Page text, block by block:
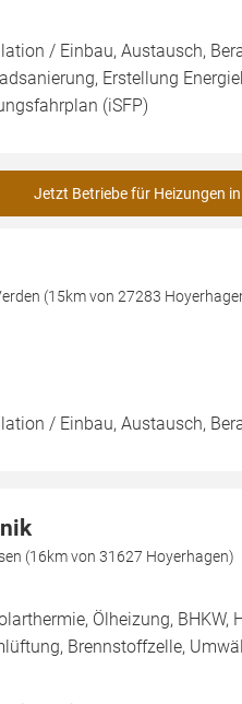
/ Einbau, Austausch,
Erstellung
(iSFP)
Jetzt Betriebe für Heizungen
(15km von 27283
/ Einbau, Austausch,
(16km von 31627 Hoyerhagen)
Ölheizung,
Brennstoffzelle,